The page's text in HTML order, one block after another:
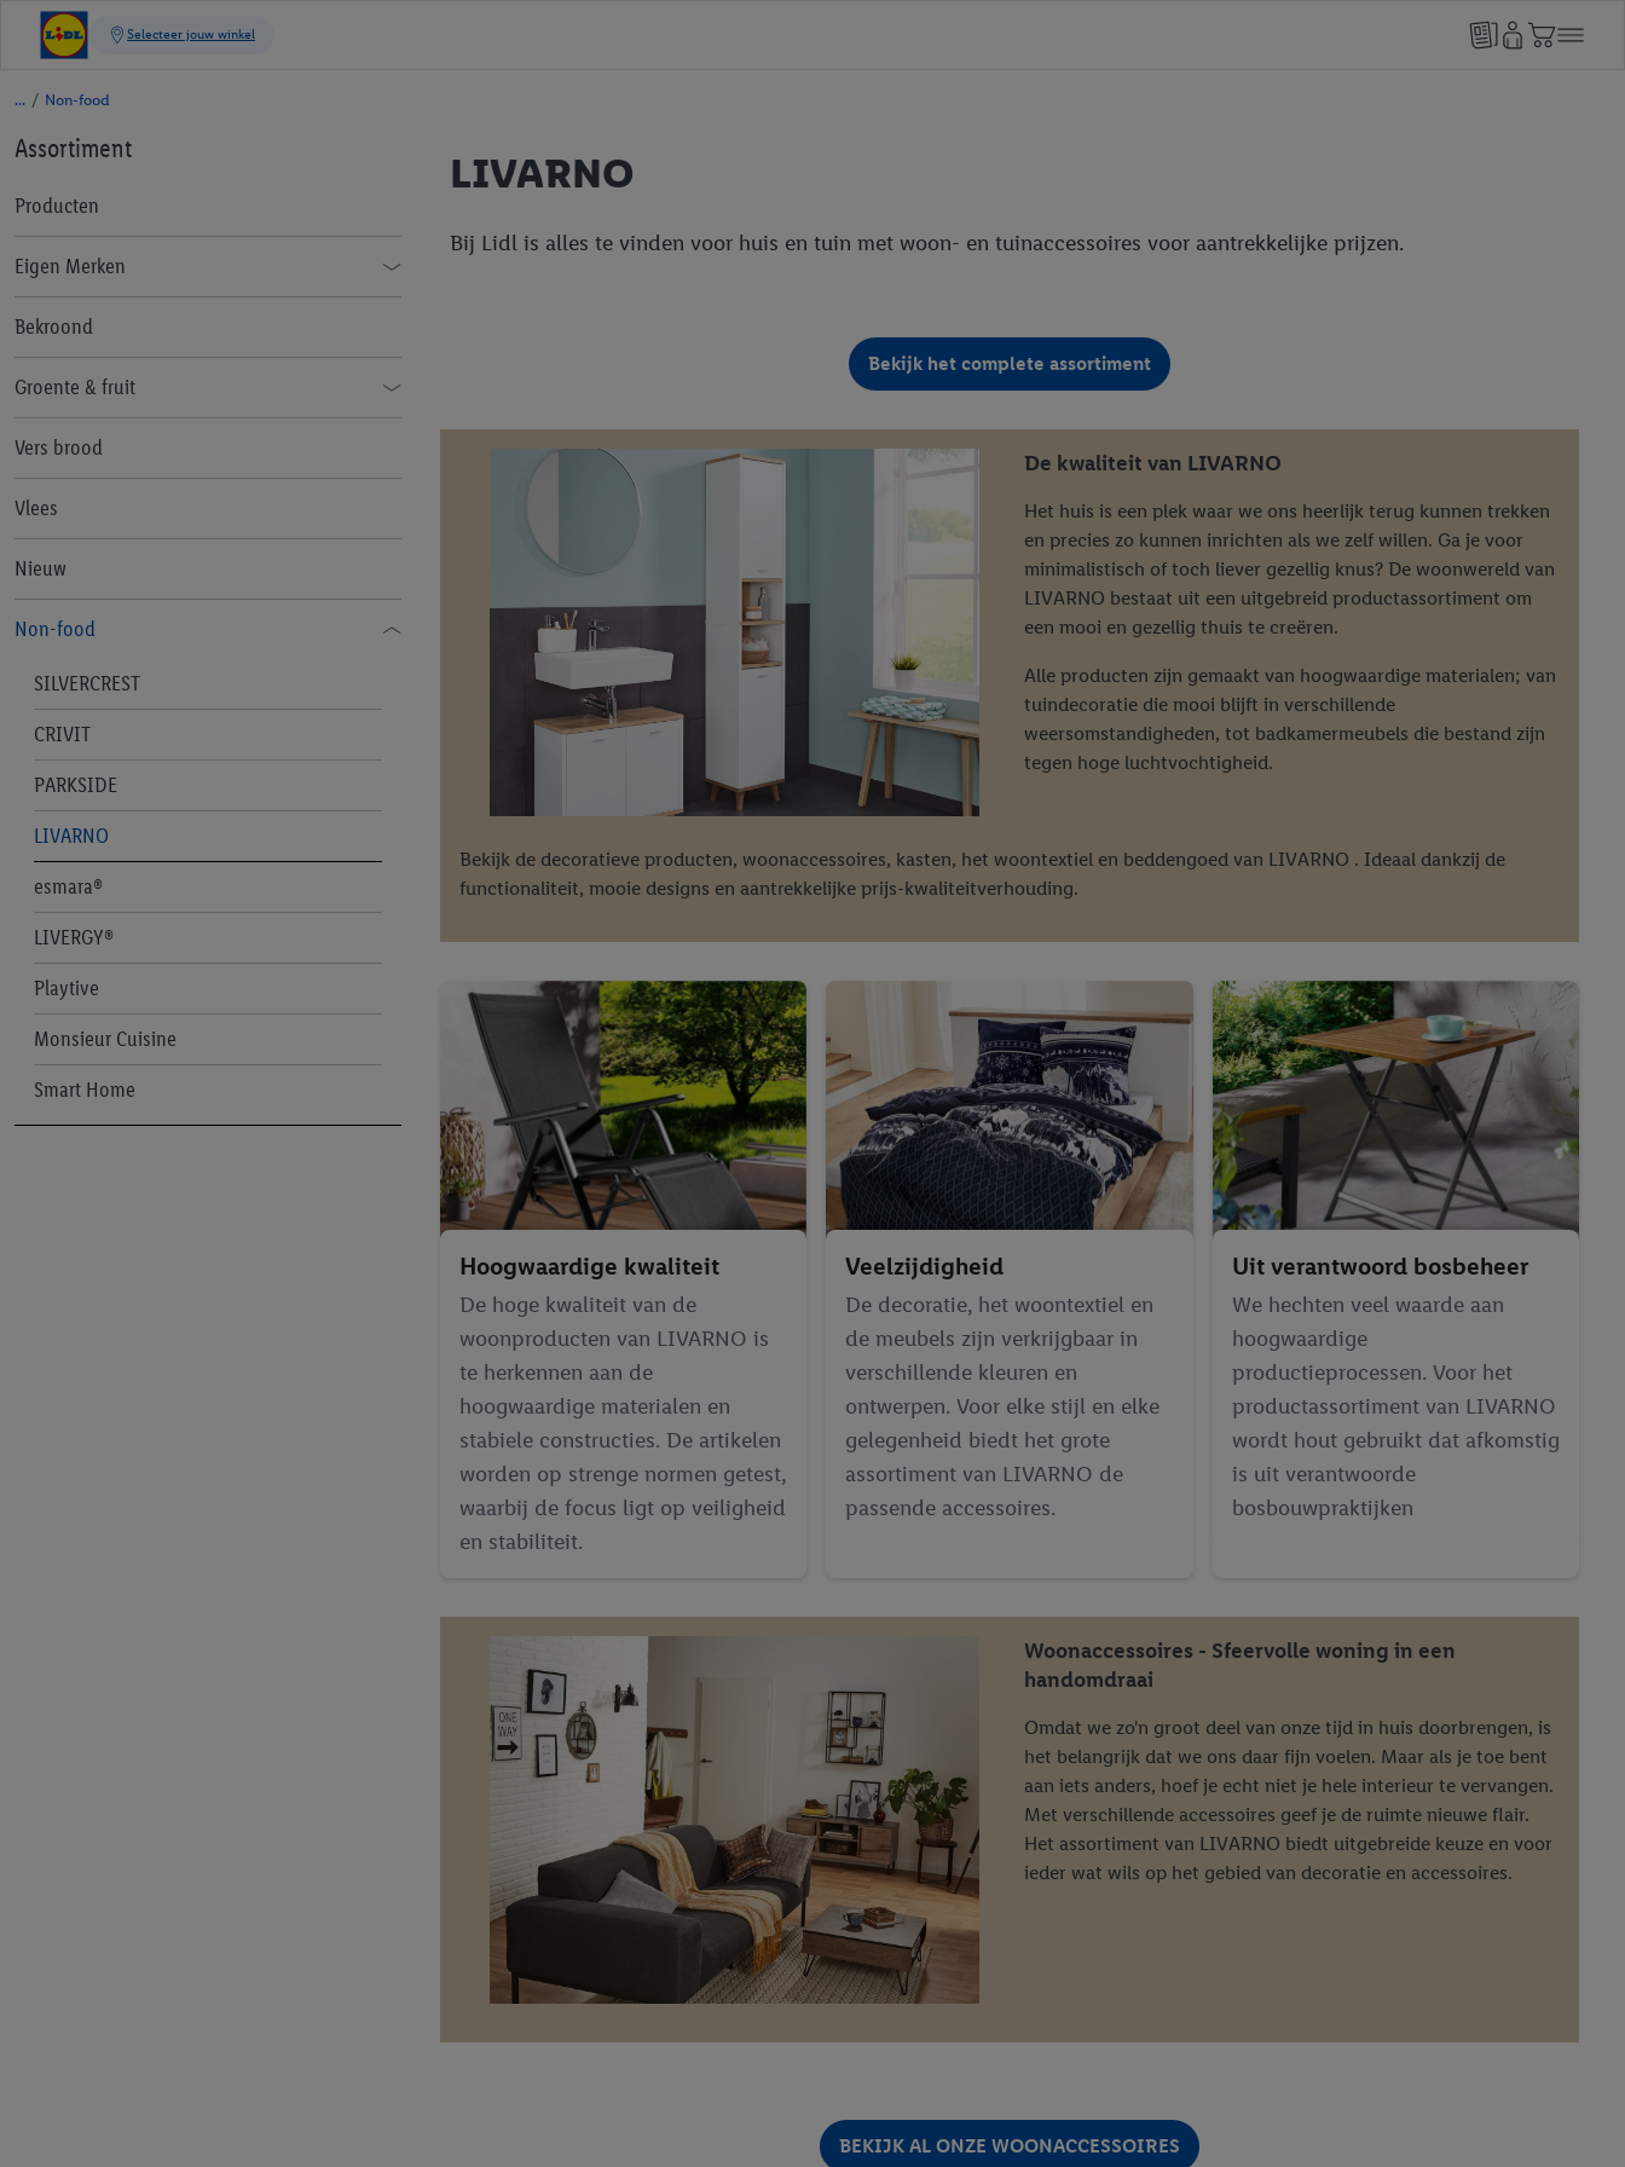
/ Non-food
Assortiment
Producten
Eigen Merken
Alesto
BON Gelati
Cien
FORMIL
Freeway
G. BELLINI
Gelatelli
Kipster
Maribel
Milbona
Sondey
SUDDENLY
Vita D'or
W5
Bekroond
Groente & fruit
Assortiment
Seizoensgroente en fruit
Vers brood
Vlees
Nieuw
Non-food
SILVERCREST
CRIVIT
PARKSIDE
LIVARNO
esmara®
LIVERGY®
Playtive
Monsieur Cuisine
Smart Home
LIVARNO
Bij Lidl is alles te vinden voor huis en tuin met woon- en tuinaccessoires voor aantrekkelijke prijzen.
Bekijk het complete assortiment
De kwaliteit van LIVARNO
Het huis is een plek waar we ons heerlijk terug kunnen trekken
en precies zo kunnen inrichten als we zelf willen. Ga je voor
minimalistisch of toch liever gezellig knus? De woonwereld van
LIVARNO bestaat uit een uitgebreid productassortiment om
een mooi en gezellig thuis te creëren.
Alle producten zijn gemaakt van hoogwaardige materialen; van
tuindecoratie die mooi blijft in verschillende
weersomstandigheden, tot badkamermeubels die bestand zijn
tegen hoge luchtvochtigheid.
Bekijk de decoratieve producten, woonaccessoires, kasten, het woontextiel en beddengoed van LIVARNO . Ideaal dankzij de
functionaliteit, mooie designs en aantrekkelijke prijs-kwaliteitverhouding.
Hoogwaardige kwaliteit
De hoge kwaliteit van de
woonproducten van LIVARNO is
te herkennen aan de
hoogwaardige materialen en
stabiele constructies. De artikelen
worden op strenge normen getest,
waarbij de focus ligt op veiligheid
en stabiliteit.
Veelzijdigheid
De decoratie, het woontextiel en
de meubels zijn verkrijgbaar in
verschillende kleuren en
ontwerpen. Voor elke stijl en elke
gelegenheid biedt het grote
assortiment van LIVARNO de
passende accessoires.
Uit verantwoord bosbeheer
We hechten veel waarde aan
hoogwaardige
productieprocessen. Voor het
productassortiment van LIVARNO
wordt hout gebruikt dat afkomstig
is uit verantwoorde
bosbouwpraktijken
Woonaccessoires - Sfeervolle woning in een
handomdraai
Omdat we zo'n groot deel van onze tijd in huis doorbrengen, is
het belangrijk dat we ons daar fijn voelen. Maar als je toe bent
aan iets anders, hoef je echt niet je hele interieur te vervangen.
Met verschillende accessoires geef je de ruimte nieuwe flair.
Het assortiment van LIVARNO biedt uitgebreide keuze en voor
ieder wat wils op het gebied van decoratie en accessoires.
BEKIJK AL ONZE WOONACCESSOIRES